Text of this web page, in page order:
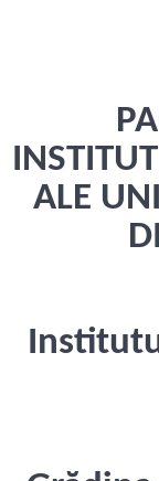
ALE